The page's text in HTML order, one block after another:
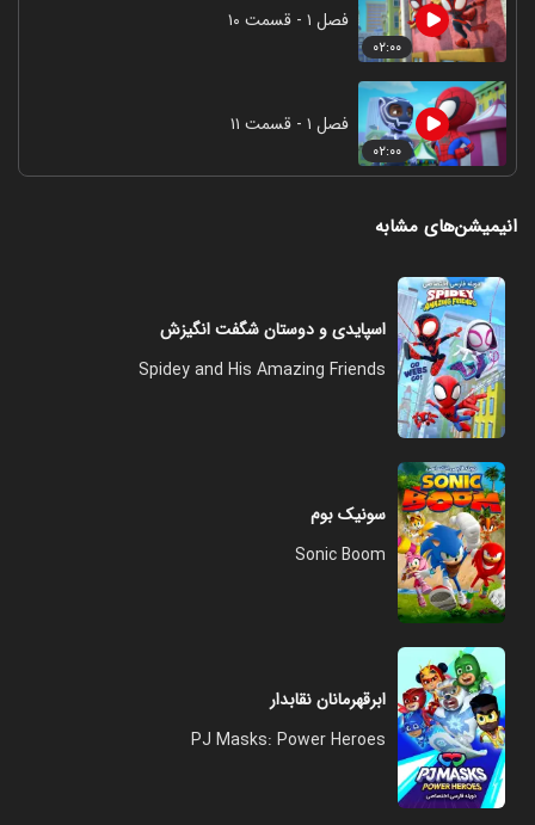
۰۲:۰۰
فصل ۱ - قسمت ۱۰
۰۲:۰۰
فصل ۱ - قسمت ۱۱
انیمیشن‌های مشابه
اسپایدی و دوستان شگفت انگیزش
Spidey and His Amazing Friends
سونیک بوم
Sonic Boom
ابرقهرمانان نقابدار
PJ Masks: Power Heroes